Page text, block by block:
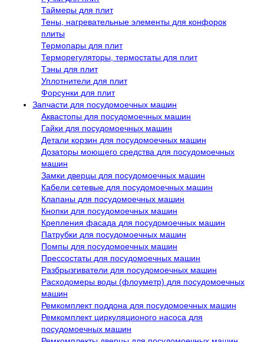
Таймеры для плит
Тены, нагревательные элементы для конфорок
плиты
Термопары для плит
Терморегуляторы, термостаты для плит
Тэны для плит
Уплотнители для плит
Форсунки для плит
Запчасти для посудомоечных машин
Аквастопы для посудомоечных машин
Гайки для посудомоечных машин
Детали корзин для посудомоечных машин
Дозаторы моющего средства для посудомоечных
машин
Замки дверцы для посудомоечных машин
Кабели сетевые для посудомоечных машин
Клапаны для посудомоечных машин
Кнопки для посудомоечных машин
Крепления фасада для посудомоечных машин
Патрубки для посудомоечных машин
Помпы для посудомоечных машин
Прессостаты для посудомоечных машин
Разбрызгиватели для посудомоечных машин
Расходомеры воды (флоуметр) для посудомоечных
машин
Ремкомплект поддона для посудомоечных машин
Ремкомплект циркуляционого насоса для
посудомоечных машин